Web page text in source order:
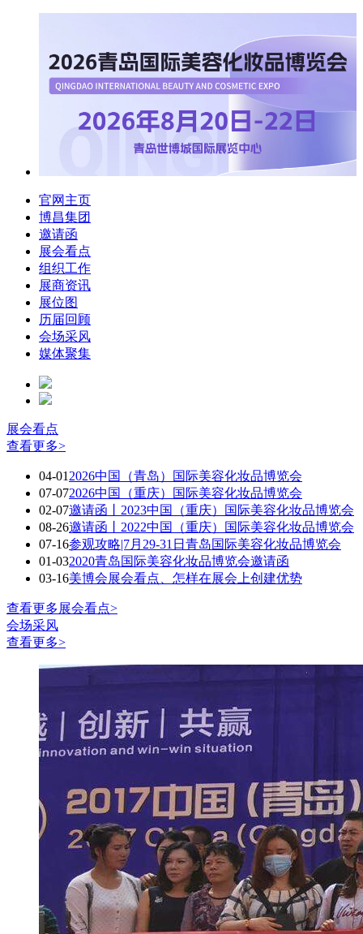
官网主页
博昌集团
邀请函
展会看点
组织工作
展商资讯
展位图
历届回顾
会场采风
媒体聚集
展会看点
查看更多>
04-012026中国（青岛）国际美容化妆品博览会
07-072026中国（重庆）国际美容化妆品博览会
02-07邀请函丨2023中国（重庆）国际美容化妆品博览会
08-26邀请函丨2022中国（重庆）国际美容化妆品博览会
07-16参观攻略|7月29-31日青岛国际美容化妆品博览会
01-032020青岛国际美容化妆品博览会邀请函
03-16美博会展会看点、怎样在展会上创建优势
查看更多展会看点>
会场采风
查看更多>